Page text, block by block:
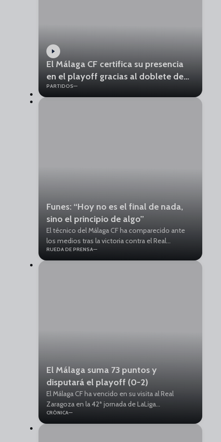
El Málaga CF certifica su presencia
en el playoff gracias al doblete de
Chupe
PARTIDOS
Funes: “Hoy no es el final de nada,
sino el principio de algo”
El técnico del Málaga CF ha comparecido ante
los medios tras la victoria contra el Real
Zaragoza. “Han venido 1.500 personas; gracias a
la afición hemos tenido ese empujón que nos
RUEDA DE PRENSA
El Málaga suma 73 puntos y
disputará el playoff (0-2)
El Málaga CF ha vencido en su visita al Real
Zaragoza en la 42ª jornada de LaLiga
Hypermotion. Chupe, goleador malaguista por
partida doble.
CRÓNICA